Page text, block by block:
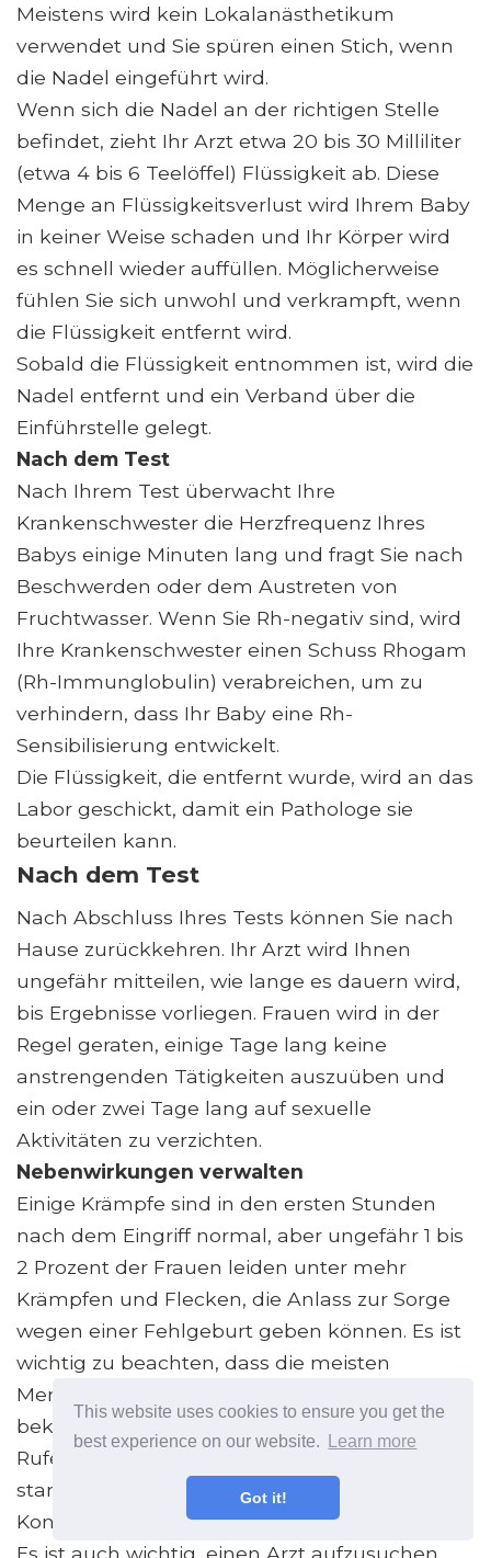
This website uses cookies to ensure you get the
best experience on our website.
Learn more
Got it!
Meistens wird kein Lokalanästhetikum
verwendet und Sie spüren einen Stich, wenn
die Nadel eingeführt wird.
Wenn sich die Nadel an der richtigen Stelle
befindet, zieht Ihr Arzt etwa 20 bis 30 Milliliter
(etwa 4 bis 6 Teelöffel) Flüssigkeit ab. Diese
Menge an Flüssigkeitsverlust wird Ihrem Baby
in keiner Weise schaden und Ihr Körper wird
es schnell wieder auffüllen. Möglicherweise
fühlen Sie sich unwohl und verkrampft, wenn
die Flüssigkeit entfernt wird.
Sobald die Flüssigkeit entnommen ist, wird die
Nadel entfernt und ein Verband über die
Einführstelle gelegt.
Nach dem Test
Nach Ihrem Test überwacht Ihre
Krankenschwester die Herzfrequenz Ihres
Babys einige Minuten lang und fragt Sie nach
Beschwerden oder dem Austreten von
Fruchtwasser. Wenn Sie Rh-negativ sind, wird
Ihre Krankenschwester einen Schuss Rhogam
(Rh-Immunglobulin) verabreichen, um zu
verhindern, dass Ihr Baby eine Rh-
Sensibilisierung entwickelt.
Die Flüssigkeit, die entfernt wurde, wird an das
Labor geschickt, damit ein Pathologe sie
beurteilen kann.
Nach dem Test
Nach Abschluss Ihres Tests können Sie nach
Hause zurückkehren. Ihr Arzt wird Ihnen
ungefähr mitteilen, wie lange es dauern wird,
bis Ergebnisse vorliegen. Frauen wird in der
Regel geraten, einige Tage lang keine
anstrengenden Tätigkeiten auszuüben und
ein oder zwei Tage lang auf sexuelle
Aktivitäten zu verzichten.
Nebenwirkungen verwalten
Einige Krämpfe sind in den ersten Stunden
nach dem Eingriff normal, aber ungefähr 1 bis
2 Prozent der Frauen leiden unter mehr
Krämpfen und Flecken, die Anlass zur Sorge
wegen einer Fehlgeburt geben können. Es ist
wichtig zu beachten, dass die meisten
Menschen auch dann keine Fehlgeburten
bekommen, wenn diese Symptome auftreten.
Rufen Sie Ihren Arzt an, wenn Sie unter
starken Krämpfen, Bauchschmerzen,
Kontraktionen oder Vaginalblutungen leiden.
Es ist auch wichtig, einen Arzt aufzusuchen,